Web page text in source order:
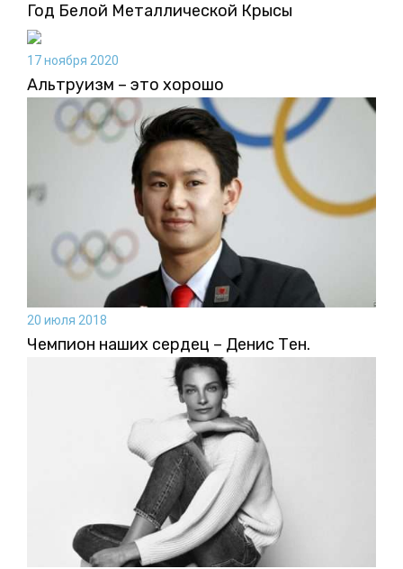
Год Белой Металлической Крысы
17 ноября 2020
Альтруизм – это хорошо
20 июля 2018
Чемпион наших сердец – Денис Тен.